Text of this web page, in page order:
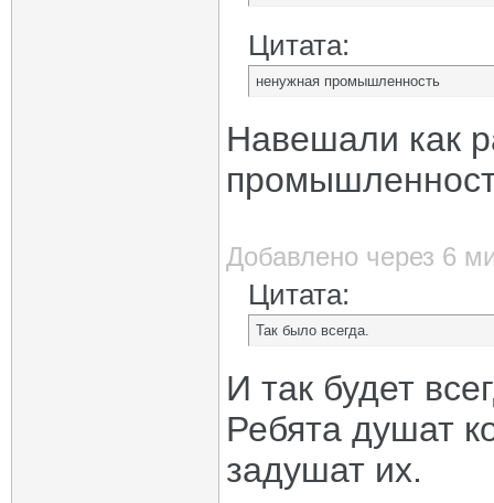
Цитата:
ненужная промышленность
Навешали как
Добавлено через 6
Цитата:
Так было всегда.
И так будет
Ребята душат
задушат их.